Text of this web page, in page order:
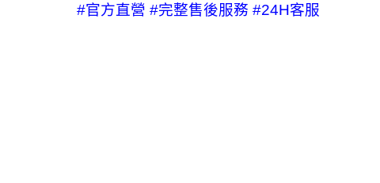
#官方直營 #完整售後服務 #24H客服